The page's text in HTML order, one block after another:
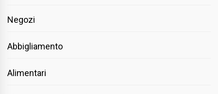
Negozi
Abbigliamento
Alimentari